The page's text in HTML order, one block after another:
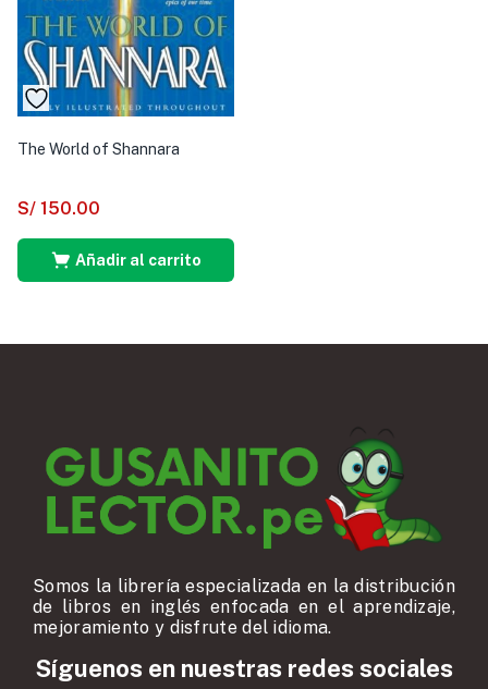
The World of Shannara
S/ 150.00
Añadir al carrito
Somos la librería especializada en la distribución
de libros en inglés enfocada en el aprendizaje,
mejoramiento y disfrute del idioma.
Síguenos en nuestras redes sociales